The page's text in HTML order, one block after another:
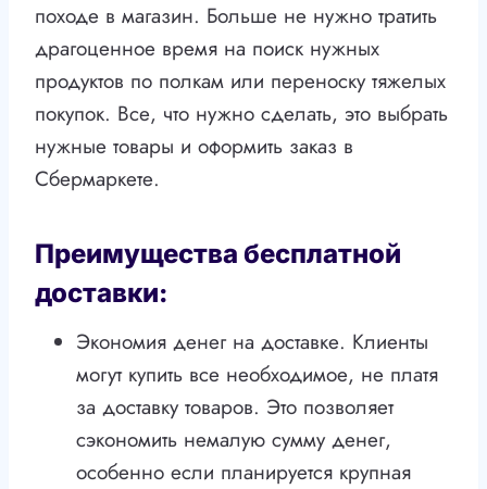
походе в магазин. Больше не нужно тратить
драгоценное время на поиск нужных
продуктов по полкам или переноску тяжелых
покупок. Все, что нужно сделать, это выбрать
нужные товары и оформить заказ в
Сбермаркете.
Преимущества бесплатной
доставки:
Экономия денег на доставке. Клиенты
могут купить все необходимое, не платя
за доставку товаров. Это позволяет
сэкономить немалую сумму денег,
особенно если планируется крупная